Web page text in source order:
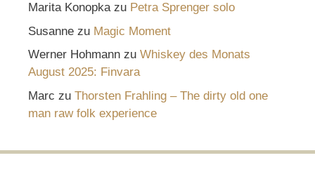
Marita Konopkazu Petra Sprenger solo
Susanne zu Magic Moment
Werner Hohmann zu Whiskey des Monats
August 2025: Finvara
Marc zu Thorsten Frahling – The dirty old one
man raw folk experience